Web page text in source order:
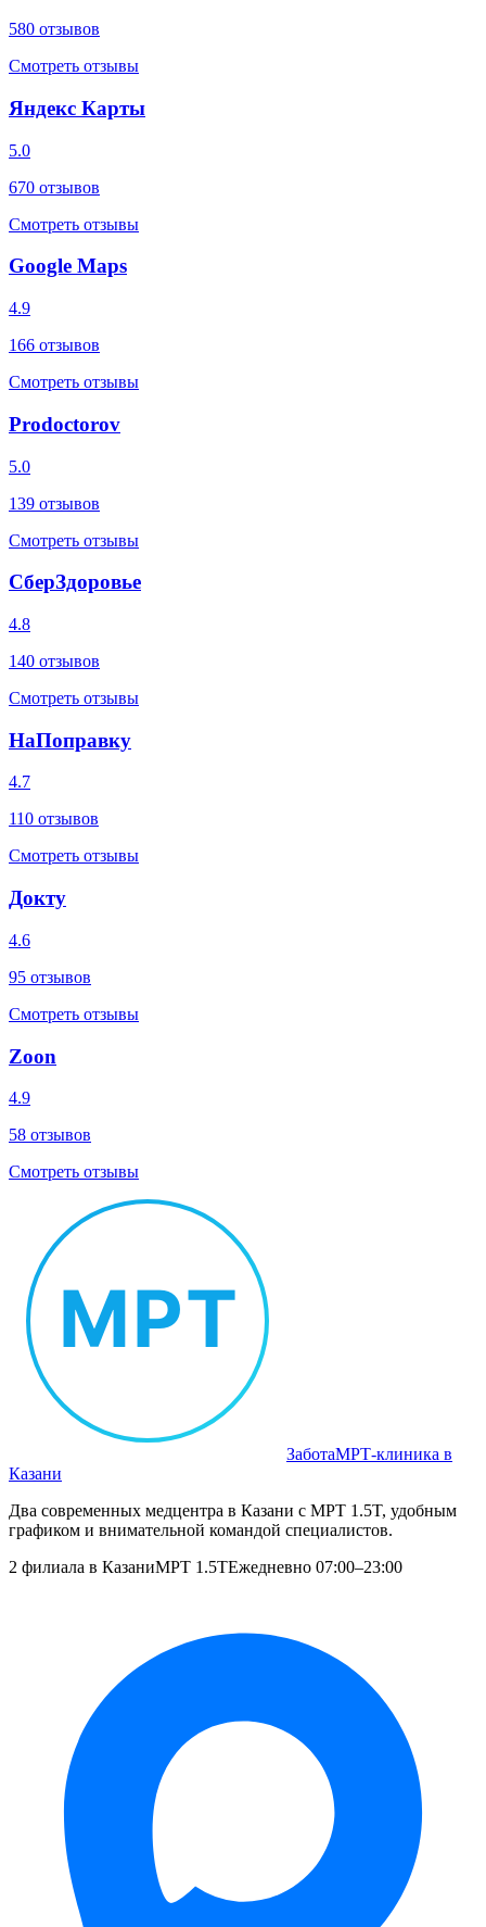
580 отзывов
Смотреть отзывы
Яндекс Карты
5.0
670 отзывов
Смотреть отзывы
Google Maps
4.9
166 отзывов
Смотреть отзывы
Prodoctorov
5.0
139 отзывов
Смотреть отзывы
СберЗдоровье
4.8
140 отзывов
Смотреть отзывы
НаПоправку
4.7
110 отзывов
Смотреть отзывы
Докту
4.6
95 отзывов
Смотреть отзывы
Zoon
4.9
58 отзывов
Смотреть отзывы
ЗаботаМРТ‑клиника в
Казани
Два современных медцентра в Казани с МРТ 1.5T, удобным
графиком и внимательной командой специалистов.
2 филиала в КазаниМРТ 1.5TЕжедневно 07:00–23:00